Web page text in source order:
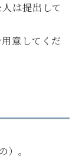
は提出して
意してくだ
）。